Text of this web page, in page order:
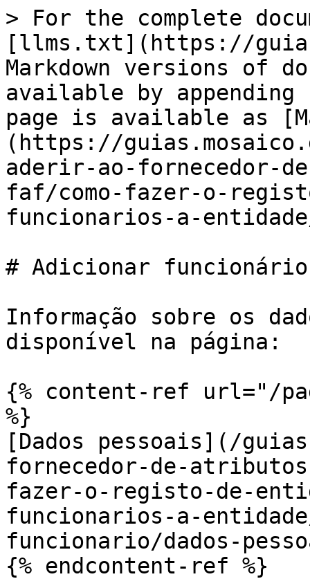
> For the complete
[llms.txt](https://
Markdown versions of
available by
page is available as
(https://
aderir-ao-fornecedor-
faf/como-fazer-o-
funcionarios-a-
# Adicionar funcionário
Informação sobre os
disponível na página:
{% content-ref url="/
%}
[Dados pessoais](/
fornecedor-de-
fazer-o-registo-de-
funcionarios-a-
funcionario/dados-
{% endcontent-ref %}